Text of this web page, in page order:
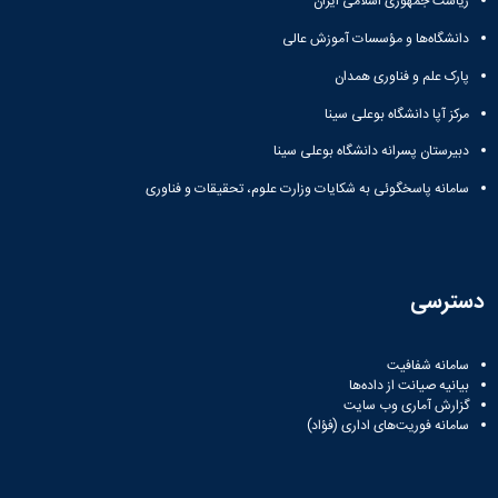
رهبری
تماس
دانشگاه
عمومی
آدرس
دانشکده‌ها
آموزش
کارکنان
تقویم
آموزشی
نظامنامه
اخلاق
آموزش
دانش‌آموختگان
آزمایشگاه
باستان
شناسی
آزمایشگاه
هوش
ربات
و
آزمایشگاه
و
اسناد
پایان
نامه
و
و
حسابداری
صنایع
غذایی
بهار
مجتمع
آموزش
عالی
زمین
چمن
سالن‌های
ورزشی
تفریحی-
سیاحتی
باغ
دانشگاه
موزه
دانشگاه
(محمد)
دانشگاه‌ها و مؤسسات آموزش عالی
پارک علم و فناوری همدان
مرکز آپا دانشگاه بوعلی سینا
دبیرستان پسرانه دانشگاه بوعلی سینا
سامانه پاسخگوئی به شکایات وزارت علوم، تحقیقات و فناوری
دسترسی
سامانه شفافیت
بیانیه صیانت از داده‌ها
گزارش آماری وب‌ سایت
سامانه فوریت‌های اداری (فؤاد)